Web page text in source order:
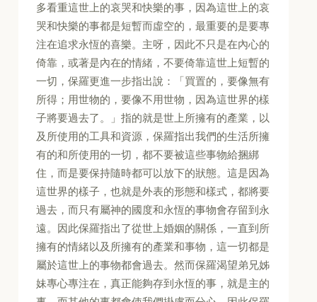
多看重這世上的哀哭和快樂的事，因為這世上的哀
哭和快樂的事都是短暫而虛空的，最重要的是要專
注在追求永恆的喜樂。主呀，因此不只是在內心的
倚靠，或著是內在的情緒，不要倚靠這世上短暫的
一切，保羅更進一步指出說：「買置的，要像無有
所得；用世物的，要像不用世物，因為這世界的樣
子將要過去了。」指的就是世上所擁有的產業，以
及所使用的工具和資源，保羅指出我們的生活所擁
有的和所使用的一切，都不要被這些事物給捆綁
住，而是要保持隨時都可以放下的狀態。這是因為
這世界的樣子，也就是外表的形態和樣式，都將要
過去，而只有屬神的國度和永恆的事物會存留到永
遠。因此保羅指出了從世上婚姻的關係，一直到所
擁有的情緒以及所擁有的產業和事物，這一切都是
屬於這世上的事物都會過去。然而保羅渴望弟兄姊
妹專心專注在，真正能夠存到永恆的事，就是主的